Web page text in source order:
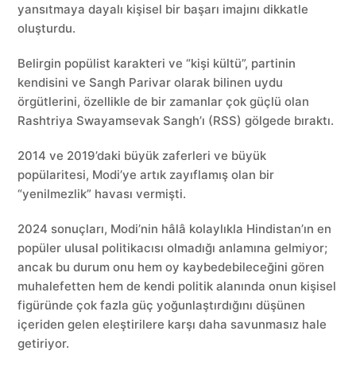
yansıtmaya dayalı kişisel bir başarı imajını dikkatle
oluşturdu.
Belirgin popülist karakteri ve “kişi kültü”, partinin
kendisini ve Sangh Parivar olarak bilinen uydu
örgütlerini, özellikle de bir zamanlar çok güçlü olan
Rashtriya Swayamsevak Sangh’ı (RSS) gölgede bıraktı.
2014 ve 2019’daki büyük zaferleri ve büyük
popülaritesi, Modi’ye artık zayıflamış olan bir
“yenilmezlik” havası vermişti.
2024 sonuçları, Modi’nin hâlâ kolaylıkla Hindistan’ın en
popüler ulusal politikacısı olmadığı anlamına gelmiyor;
ancak bu durum onu hem oy kaybedebileceğini gören
muhalefetten hem de kendi politik alanında onun kişisel
figüründe çok fazla güç yoğunlaştırdığını düşünen
içeriden gelen eleştirilere karşı daha savunmasız hale
getiriyor.